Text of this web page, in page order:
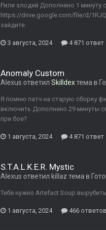
Рили злодей Дополнено 1
https://drive.google.com/file/d/
зайдите
3 августа, 2024 4 871 ответ
Anomaly Custom
Alexus ответил Skilldexтема в
Я помню патч на старую сборку
включить Дополнено 29 минуты
при бое?
1 августа, 2024 4 871 ответ
S.T.A.L.K.E.R. Mystic
Alexus ответил killaz тема в
Тебе нужно Artefact Soup
1 августа, 2024 466 ответов